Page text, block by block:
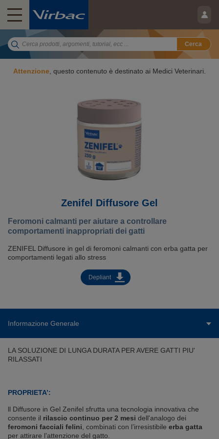
Cerca
Attenzione , questo contenuto è destinato ai Medici Veterinari.
Zenifel Diffusore Gel
Feromoni calmanti per aiutare a controllare
comportamenti inappropriati dei gatti
ZENIFEL Diffusore in gel di feromoni calmanti con erba gatta per
comportamenti legati allo stress
Depliant
Informazione Generale
LA SOLUZIONE DI LUNGA DURATA PER AVERE GATTI PIU'
RILASSATI
PROPRIETA’:
ll Diffusore in Gel Zenifel sfrutta una tecnologia innovativa che
consente il rilascio continuo per 2 mesi dell'analogo dei
feromoni facciali felini , combinati con l’irresistibile erba gatta
per attirare l’attenzione del gatto.